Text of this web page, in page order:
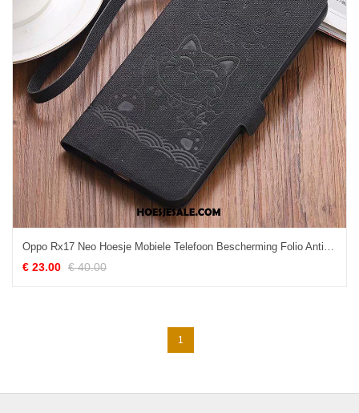
Oppo Rx17 Neo Hoesje Mobiele Telefoon Bescherming Folio Anti-fall Zacht Kopen
€ 23.00 € 40.00
1